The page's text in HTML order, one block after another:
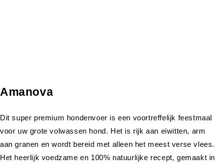
Amanova
Dit super premium hondenvoer is een voortreffelijk feestmaal
voor uw grote volwassen hond. Het is rijk aan eiwitten, arm
aan granen en wordt bereid met alleen het meest verse vlees.
Het heerlijk voedzame en 100% natuurlijke recept, gemaakt in